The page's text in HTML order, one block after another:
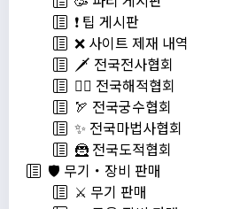
❗️ 팁 게시판
❌ 사이트 제재 내역
🗡️ 전국전사협회
🏴‍☠️ 전국해적협회
🏹 전국궁수협회
✨ 전국마법사협회
🦹 전국도적협회
🛡️ 무기・장비 판매
⚔️ 무기 판매